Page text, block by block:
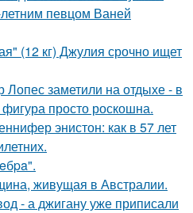
певцом Ваней
(12 кг) Джулия срочно ищет
заметили на отдыхе - в
просто роскошна.
энистон: как в 57 лет
живущая в Австралии.
- а джигану уже приписали